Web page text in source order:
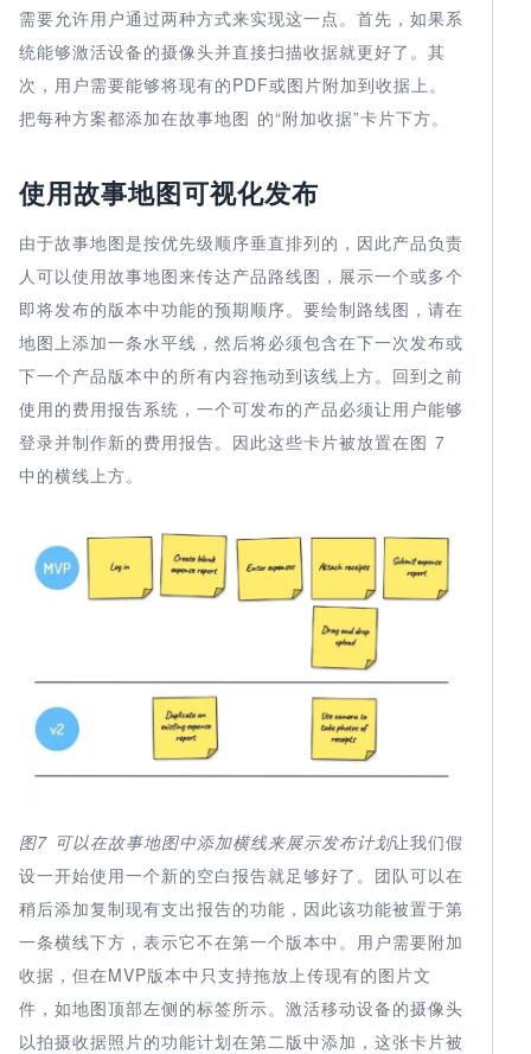
需要允许用户通过两种方式来实现这一点。首先，如果系
统能够激活设备的摄像头并直接扫描收据就更好了。其
次，用户需要能够将现有的PDF或图片附加到收据上。
把每种方案都添加在故事地图 的“附加收据”卡片下方。
使用故事地图可视化发布
由于故事地图是按优先级顺序垂直排列的，因此产品负责
人可以使用故事地图来传达产品路线图，展示一个或多个
即将发布的版本中功能的预期顺序。要绘制路线图，请在
地图上添加一条水平线，然后将必须包含在下一次发布或
下一个产品版本中的所有内容拖动到该线上方。回到之前
使用的费用报告系统，一个可发布的产品必须让用户能够
登录并制作新的费用报告。因此这些卡片被放置在图 7
中的横线上方。
图7 可以在故事地图中添加横线来展示发布计划让我们假
设一开始使用一个新的空白报告就足够好了。团队可以在
稍后添加复制现有支出报告的功能，因此该功能被置于第
一条横线下方，表示它不在第一个版本中。用户需要附加
收据，但在MVP版本中只支持拖放上传现有的图片文
件，如地图顶部左侧的标签所示。激活移动设备的摄像头
以拍摄收据照片的功能计划在第二版中添加，这张卡片被